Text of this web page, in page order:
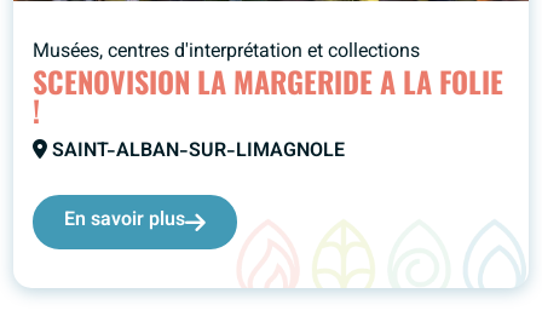
Musées, centres d'interprétation et collections
SCENOVISION LA MARGERIDE A LA FOLIE
!
SAINT-ALBAN-SUR-LIMAGNOLE
En savoir plus